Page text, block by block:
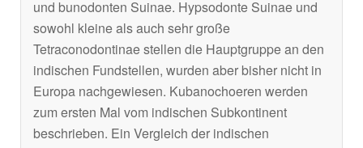
und bunodonten Suinae. Hypsodonte Suinae und
sowohl kleine als auch sehr große
Tetraconodontinae stellen die Hauptgruppe an den
indischen Fundstellen, wurden aber bisher nicht in
Europa nachgewiesen. Kubanochoeren werden
zum ersten Mal vom indischen Subkontinent
beschrieben. Ein Vergleich der indischen